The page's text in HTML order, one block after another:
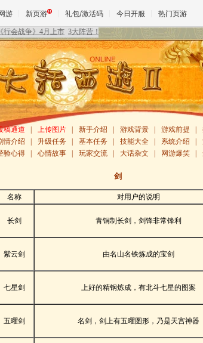
游 新页游 礼包/激活码 今日开服 热门页游
魔兽
天堂
王权与自由
稿通道 上传图片 新手介绍 游戏背景 游戏前提
情介绍 升级任务 基本任务 技能大全 系统介绍
验心得 心情故事 玩家交流 大话杂文 网游爆笑
剑
名称 对用户的说明
长剑 青铜制长剑，剑锋非常锋利
紫云剑 由名山名铁炼成的宝剑
七星剑 上好的精钢炼成，有北斗七星的图案
五曜剑 名剑，剑上有五曜图形，乃是天宫神器